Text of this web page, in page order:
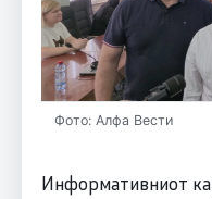
Фото: Алфа Вести
Информативниот